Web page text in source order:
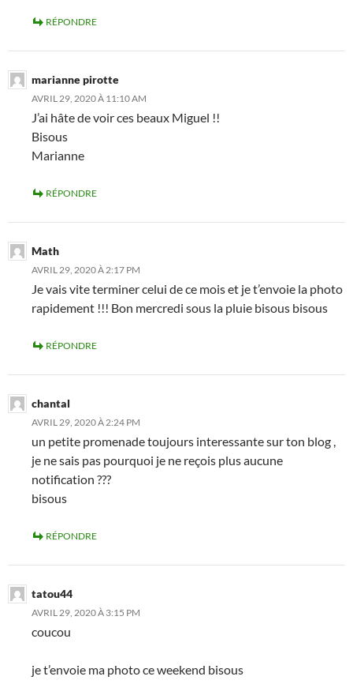
RÉPONDRE
marianne pirotte
AVRIL 29, 2020 À 11:10 AM
J’ai hâte de voir ces beaux Miguel !!
Bisous
Marianne
RÉPONDRE
Math
AVRIL 29, 2020 À 2:17 PM
Je vais vite terminer celui de ce mois et je t’envoie la photo
rapidement !!! Bon mercredi sous la pluie bisous bisous
RÉPONDRE
chantal
AVRIL 29, 2020 À 2:24 PM
un petite promenade toujours interessante sur ton blog ,
je ne sais pas pourquoi je ne reçois plus aucune
notification ???
bisous
RÉPONDRE
tatou44
AVRIL 29, 2020 À 3:15 PM
coucou
je t’envoie ma photo ce weekend bisous